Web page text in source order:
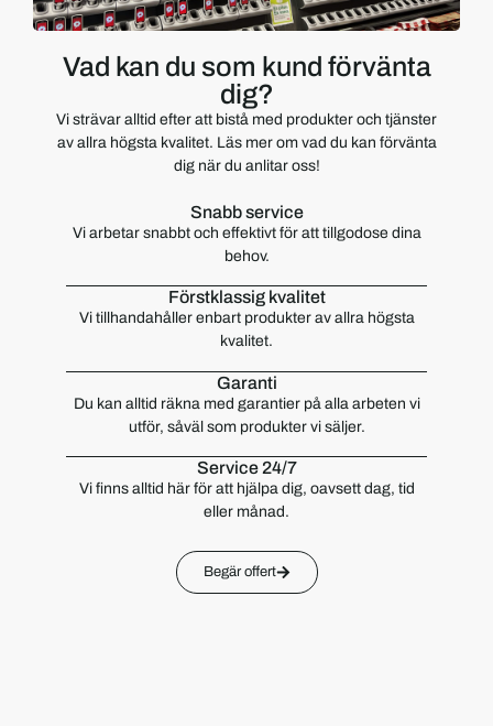
Vad kan du som kund förvänta
dig?
Vi strävar alltid efter att bistå med produkter och tjänster
av allra högsta kvalitet. Läs mer om vad du kan förvänta
dig när du anlitar oss!
Snabb service
Vi arbetar snabbt och effektivt för att tillgodose dina
behov.
Förstklassig kvalitet
Vi tillhandahåller enbart produkter av allra högsta
kvalitet.
Garanti
Du kan alltid räkna med garantier på alla arbeten vi
utför, såväl som produkter vi säljer.
Service 24/7
Vi finns alltid här för att hjälpa dig, oavsett dag, tid
eller månad.
Begär offert